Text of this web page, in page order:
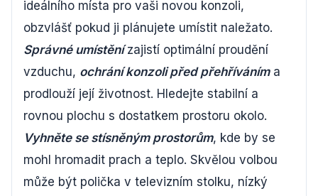
ideálního místa pro vaši novou konzoli,
obzvlášť pokud ji plánujete umístit naležato.
Správné umístěnízajistí optimální proudění
vzduchu, ochrání konzoli před přehříváníma
prodlouží její životnost. Hledejte stabilní a
rovnou plochu s dostatkem prostoru okolo.
Vyhněte se stísněným prostorům, kde by se
mohl hromadit prach a teplo. Skvělou volbou
může být polička v televizním stolku, nízký